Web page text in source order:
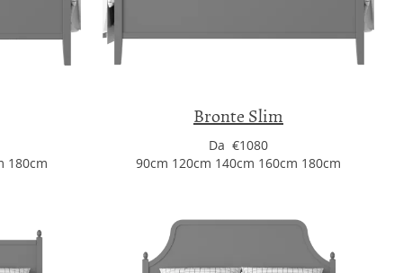
180cm
Bronte Slim
Da €1080
90cm 120cm 140cm 160cm 180cm